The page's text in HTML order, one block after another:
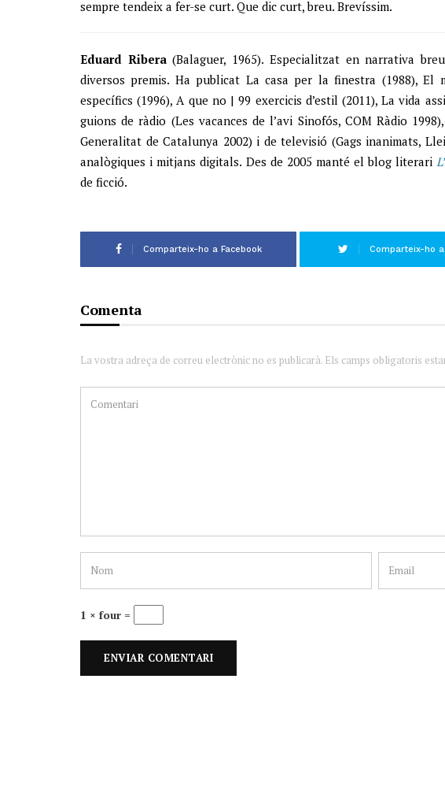
sempre tendeix a fer-se curt. Que dic curt, breu. Brevíssim.
Eduard Ribera(Balaguer, 1965). Especialitzat en narrativa
diversos premis. Ha publicat La casa per la finestra (1988), El
específics (1996), A que no | 99 exercicis d’estil (2011), La vida
guions de ràdio (Les vacances de l’avi Sinofós, COM Ràdio
Generalitat de Catalunya 2002) i de televisió (Gags inanimats,
analògiques i mitjans digitals. Des de 2005 manté el blog literari
de ficció.
Comparteix-ho a Facebook Comparteix-ho
Comenta
La vostra adreça de correu electrònic no es publicarà. Els camps obligatoris
1 × four =